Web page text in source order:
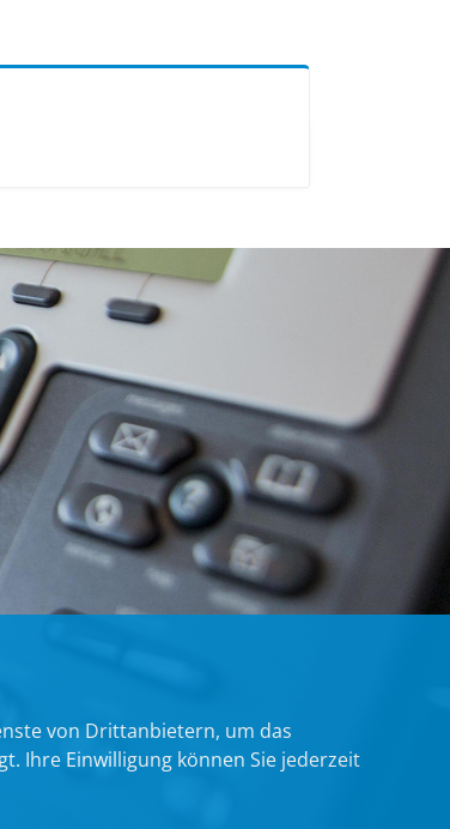
von Drittanbietern, um das
Ihre Einwilligung können Sie jederzeit